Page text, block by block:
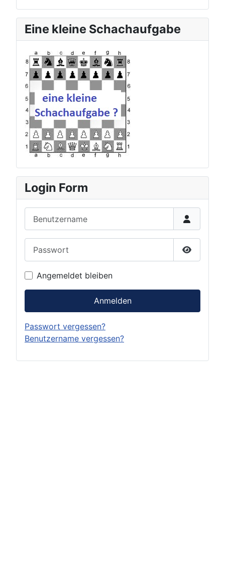
Eine kleine Schachaufgabe
Login Form
Passwort
Angemeldet bleiben
Anmelden
Passwort vergessen?
Benutzername vergessen?